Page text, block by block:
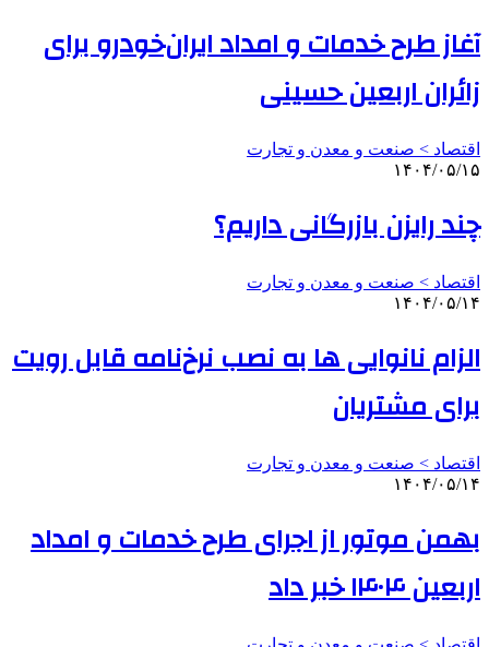
آغاز طرح خدمات و امداد ایران‌خودرو برای
زائران اربعین حسینی
اقتصاد > صنعت و معدن و تجارت
۱۴۰۴/۰۵/۱۵
چند رایزن بازرگانی داریم؟
اقتصاد > صنعت و معدن و تجارت
۱۴۰۴/۰۵/۱۴
الزام نانوایی ها به نصب نرخ‌نامه قابل رویت
برای مشتریان
اقتصاد > صنعت و معدن و تجارت
۱۴۰۴/۰۵/۱۴
بهمن موتور از اجرای طرح خدمات و امداد
اربعین ۱۴۰۴ خبر داد